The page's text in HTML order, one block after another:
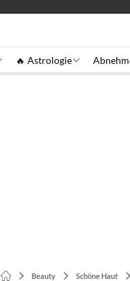
🔥 Astrologie
Beauty Schöne Haut